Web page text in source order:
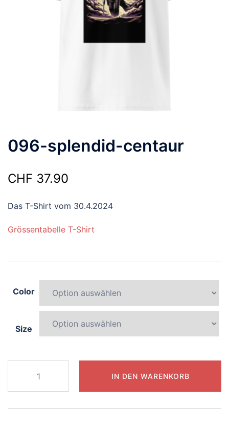
096-splendid-centaur
CHF 37.90
Das T-Shirt vom 30.4.2024
Grössentabelle T-Shirt
Color
Size
splendid-
centaur
Menge
IN DEN WARENKORB